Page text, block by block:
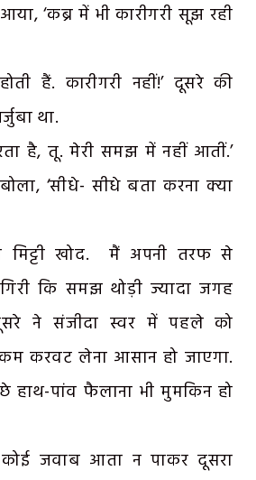
‘कब्र में भी कारीगरी सूझ रही
हैं. कारीगरी नहीं!’ दूसरे की
था.
है, तू. मेरी समझ में नहीं आतीं.’
‘सीधे- सीधे बता करना क्या
मिट्टी खोद. मैं अपनी तरफ से
कि समझ थोड़ी ज्यादा जगह
ने संजीदा स्वर में पहले को
करवट लेना आसान हो जाएगा.
हाथ-पांव फैलाना भी मुमकिन हो
जवाब आता न पाकर दूसरा